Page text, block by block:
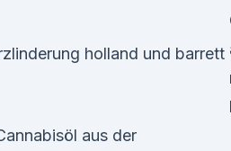
aus der